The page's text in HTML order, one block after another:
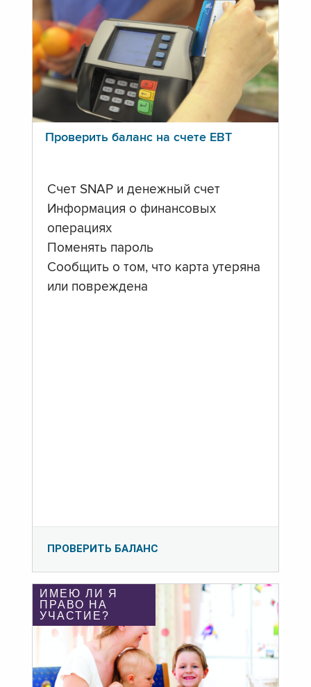
Проверить баланс на счете ЕВТ
Счет SNAP и денежный счет
Информация о финансовых
операциях
Поменять пароль
Сообщить о том, что карта утеряна
или повреждена
ПРОВЕРИТЬ БАЛАНС
ИМЕЮ ЛИ Я
ПРАВО НА
УЧАСТИЕ?